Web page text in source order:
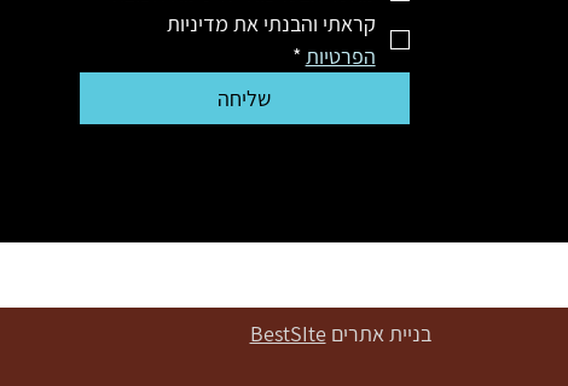
קראתי והבנתי את מדיניות
הפרטיות *
שליחה
בניית אתריםBestSIte